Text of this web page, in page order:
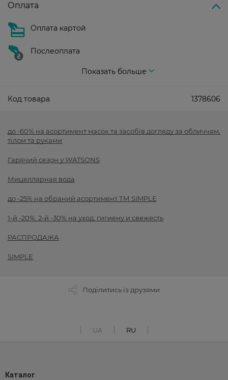
Оплата
Оплата картой
Послеоплата
Показать больше
Код товара 1378606
до -60% на асортимент масок та засобів догляду за обличчям,
тілом та руками
Гарячий сезон у WATSONS
Мицеллярная вода
до -25% на обраний асортимент ТМ SIMPLE
1-й -20%, 2-й -30% на уход, гигиену и свежесть
РАСПРОДАЖА
SIMPLE
Поділитись із друзями
UA RU
Каталог